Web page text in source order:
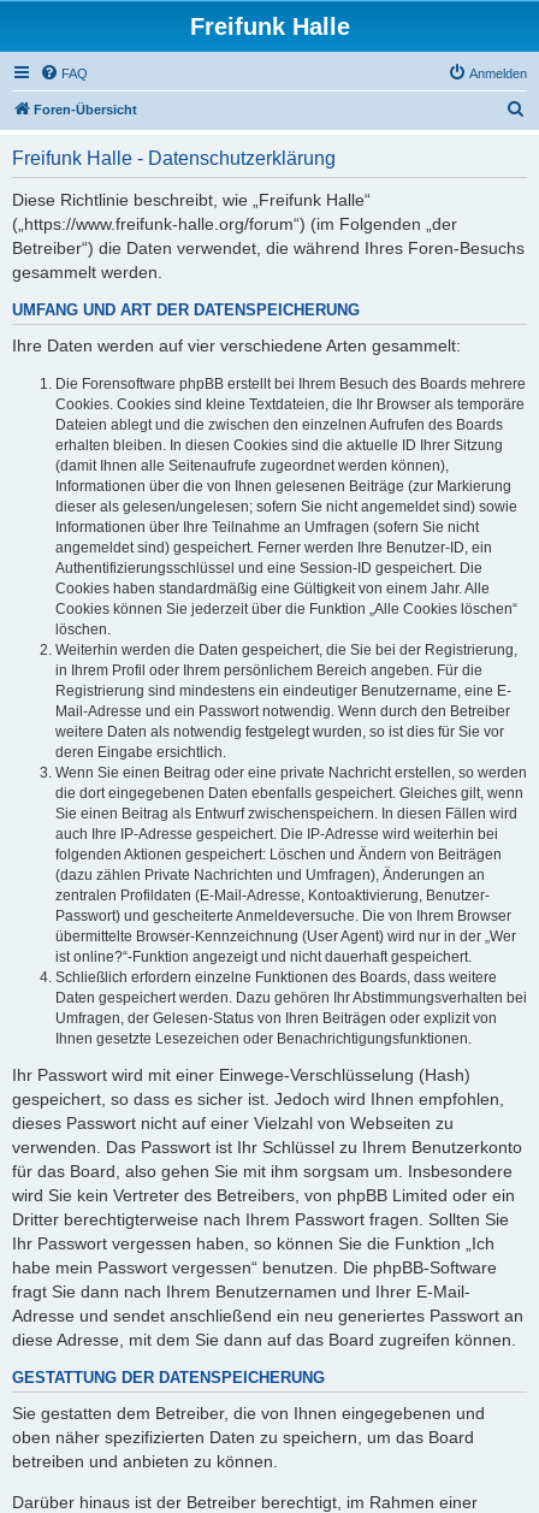
Freifunk Halle
FAQ Anmelden
Foren-Übersicht
Freifunk Halle - Datenschutzerklärung
Diese Richtlinie beschreibt, wie „Freifunk Halle“
(„https://www.freifunk-halle.org/forum“) (im Folgenden „der
Betreiber“) die Daten verwendet, die während Ihres Foren-Besuchs
gesammelt werden.
UMFANG UND ART DER DATENSPEICHERUNG
Ihre Daten werden auf vier verschiedene Arten gesammelt:
Die Forensoftware phpBB erstellt bei Ihrem Besuch des Boards mehrere
Cookies. Cookies sind kleine Textdateien, die Ihr Browser als temporäre
Dateien ablegt und die zwischen den einzelnen Aufrufen des Boards
erhalten bleiben. In diesen Cookies sind die aktuelle ID Ihrer Sitzung
(damit Ihnen alle Seitenaufrufe zugeordnet werden können),
Informationen über die von Ihnen gelesenen Beiträge (zur Markierung
dieser als gelesen/ungelesen; sofern Sie nicht angemeldet sind) sowie
Informationen über Ihre Teilnahme an Umfragen (sofern Sie nicht
angemeldet sind) gespeichert. Ferner werden Ihre Benutzer-ID, ein
Authentifizierungsschlüssel und eine Session-ID gespeichert. Die
Cookies haben standardmäßig eine Gültigkeit von einem Jahr. Alle
Cookies können Sie jederzeit über die Funktion „Alle Cookies löschen“
löschen.
Weiterhin werden die Daten gespeichert, die Sie bei der Registrierung,
in Ihrem Profil oder Ihrem persönlichem Bereich angeben. Für die
Registrierung sind mindestens ein eindeutiger Benutzername, eine E-
Mail-Adresse und ein Passwort notwendig. Wenn durch den Betreiber
weitere Daten als notwendig festgelegt wurden, so ist dies für Sie vor
deren Eingabe ersichtlich.
Wenn Sie einen Beitrag oder eine private Nachricht erstellen, so werden
die dort eingegebenen Daten ebenfalls gespeichert. Gleiches gilt, wenn
Sie einen Beitrag als Entwurf zwischenspeichern. In diesen Fällen wird
auch Ihre IP-Adresse gespeichert. Die IP-Adresse wird weiterhin bei
folgenden Aktionen gespeichert: Löschen und Ändern von Beiträgen
(dazu zählen Private Nachrichten und Umfragen), Änderungen an
zentralen Profildaten (E-Mail-Adresse, Kontoaktivierung, Benutzer-
Passwort) und gescheiterte Anmeldeversuche. Die von Ihrem Browser
übermittelte Browser-Kennzeichnung (User Agent) wird nur in der „Wer
ist online?“-Funktion angezeigt und nicht dauerhaft gespeichert.
Schließlich erfordern einzelne Funktionen des Boards, dass weitere
Daten gespeichert werden. Dazu gehören Ihr Abstimmungsverhalten bei
Umfragen, der Gelesen-Status von Ihren Beiträgen oder explizit von
Ihnen gesetzte Lesezeichen oder Benachrichtigungsfunktionen.
Ihr Passwort wird mit einer Einwege-Verschlüsselung (Hash)
gespeichert, so dass es sicher ist. Jedoch wird Ihnen empfohlen,
dieses Passwort nicht auf einer Vielzahl von Webseiten zu
verwenden. Das Passwort ist Ihr Schlüssel zu Ihrem Benutzerkonto
für das Board, also gehen Sie mit ihm sorgsam um. Insbesondere
wird Sie kein Vertreter des Betreibers, von phpBB Limited oder ein
Dritter berechtigterweise nach Ihrem Passwort fragen. Sollten Sie
Ihr Passwort vergessen haben, so können Sie die Funktion „Ich
habe mein Passwort vergessen“ benutzen. Die phpBB-Software
fragt Sie dann nach Ihrem Benutzernamen und Ihrer E-Mail-
Adresse und sendet anschließend ein neu generiertes Passwort an
diese Adresse, mit dem Sie dann auf das Board zugreifen können.
GESTATTUNG DER DATENSPEICHERUNG
Sie gestatten dem Betreiber, die von Ihnen eingegebenen und
oben näher spezifizierten Daten zu speichern, um das Board
betreiben und anbieten zu können.
Darüber hinaus ist der Betreiber berechtigt, im Rahmen einer